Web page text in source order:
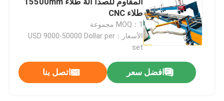
آلة تلميع الطلاء
طلاء CNC
MOQ：1 مجموعة
الأسعار：USD 9000-50000 Dollar per
set
افضل سعر اتصل بنا